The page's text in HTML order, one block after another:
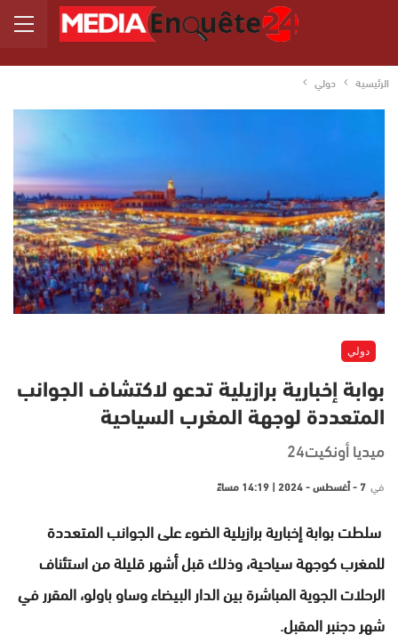
الرئيسية دولي
دولي
بوابة إخبارية برازيلية تدعو لاكتشاف الجوانب
المتعددة لوجهة المغرب السياحية
ميديا أونكيت24
في 7 - أغسطس - 2024 | 14:19 مساءً
سلطت بوابة إخبارية برازيلية الضوء على الجوانب المتعددة
للمغرب كوجهة سياحية، وذلك قبل أشهر قليلة من استئناف
الرحلات الجوية المباشرة بين الدار البيضاء وساو باولو، المقرر في
شهر دجنبر المقبل.